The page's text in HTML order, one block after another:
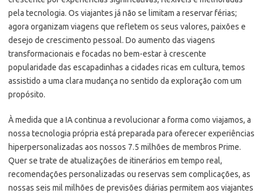
pela tecnologia. Os viajantes já não se limitam a reservar férias;
agora organizam viagens que refletem os seus valores, paixões e
desejo de crescimento pessoal. Do aumento das viagens
transformacionais e focadas no bem-estar à crescente
popularidade das escapadinhas a cidades ricas em cultura, temos
assistido a uma clara mudança no sentido da exploração com um
propósito.
À medida que a IA continua a revolucionar a forma como viajamos, a
nossa tecnologia própria está preparada para oferecer experiências
hiperpersonalizadas aos nossos 7.5 milhões de membros Prime.
Quer se trate de atualizações de itinerários em tempo real,
recomendações personalizadas ou reservas sem complicações, as
nossas seis mil milhões de previsões diárias permitem aos viajantes